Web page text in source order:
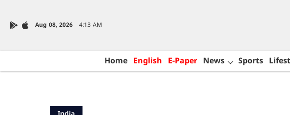
Aug 08, 2026 4:13 AM
Home English E-Paper News Sports